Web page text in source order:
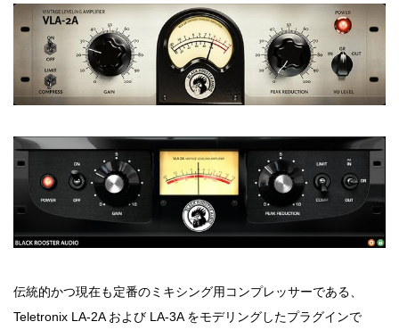
伝統的かつ現在も定番のミキシング用コンプレッサーである、
Teletronix LA-2A および LA-3A をモデリングしたプラグインで